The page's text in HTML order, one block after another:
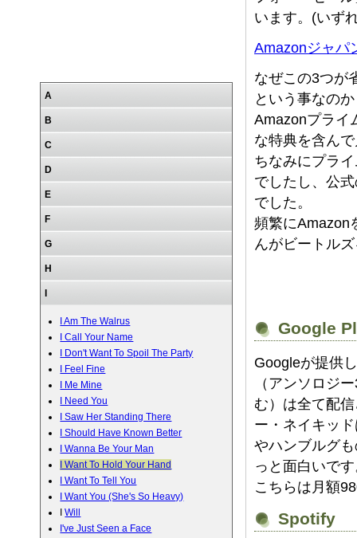
います。(いず
Amazonジャパ
なぜこの3つが
という事なの
Amazonプライ
な特典を含ん
ちなみにプラ
でしたし、公
でした。
頻繁にAmazon
んがビートル
Google
Googleが提供
（アンソロジ
む）は全て配
ー・ネイキッ
やハンブルグ
っと面白いで
こちらは月額
Spotify
A
B
C
D
E
F
G
H
I Am The Walrus
I Call Your Name
I Don't Want To Spoil The Party
I Feel Fine
I Me Mine
I Need You
I Saw Her Standing There
I Should Have Known Better
I Wanna Be Your Man
I Want To Hold Your Hand
I Want To Tell You
I Want You (She's So Heavy)
IWill
I've Just Seen a Face